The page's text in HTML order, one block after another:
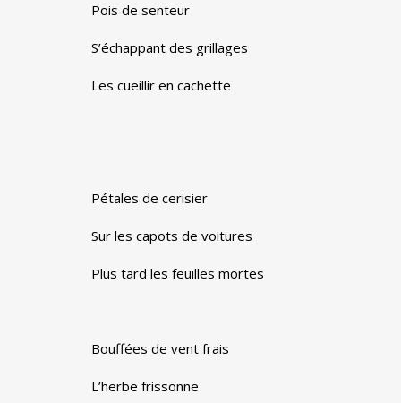
Pois de senteur
S’échappant des grillages
Les cueillir en cachette
Pétales de cerisier
Sur les capots de voitures
Plus tard les feuilles mortes
Bouffées de vent frais
L’herbe frissonne